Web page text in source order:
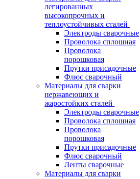
легированных
высокопрочных и
теплоустойчивых сталей
Электроды сварочные
Проволока сплошная
Проволока
порошковая
Прутки присадочные
Флюс сварочный
Материалы для сварки
нержавеющих и
жаростойких сталей
Электроды сварочные
Проволока сплошная
Проволока
порошковая
Прутки присадочные
Флюс сварочный
Ленты сварочные
Материалы для сварки